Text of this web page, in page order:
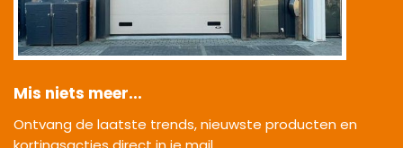
Mis niets meer...
Ontvang de laatste trends, nieuwste producten en